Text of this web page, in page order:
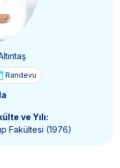
Randevu
ve Yılı:
Fakültesi (1976)